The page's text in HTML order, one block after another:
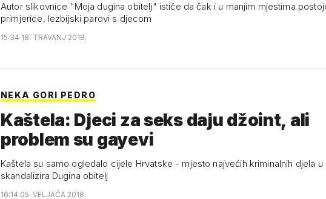
Autor slikovnice "Moja dugina obitelj" ističe da čak i u manjim mjestima
primjerice, lezbijski parovi s djecom
15:34 18. TRAVANJ 2018.
NEKA GORI PEDRO
Kaštela: Djeci za seks daju džoint, ali
problem su gayevi
Kaštela su samo ogledalo cijele Hrvatske - mjesto najvećih kriminalnih djela u
skandalizira Dugina obitelj
16:14 05. VELJAČA 2018.